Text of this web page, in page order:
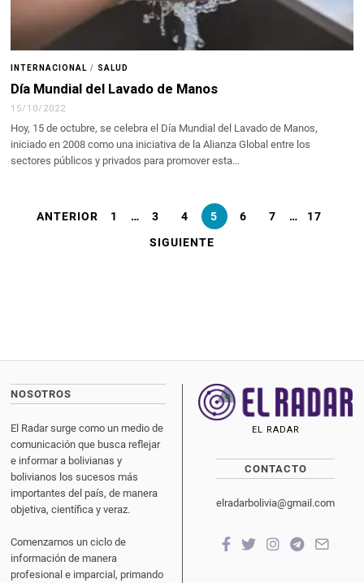
INTERNACIONAL / SALUD
Día Mundial del Lavado de Manos
15/10/2022
Hoy, 15 de octubre, se celebra el Día Mundial del Lavado de Manos,
iniciado en 2008 como una iniciativa de la Alianza Global entre los
sectores públicos y privados para promover esta…
ANTERIOR 1 … 3 4 5 6 7 …
17
SIGUIENTE
NOSOTROS
El Radar surge como un medio de
comunicación que busca reflejar
e informar a bolivianas y
bolivianos los sucesos más
importantes del país, de manera
objetiva, científica y veraz.
Comenzamos un ciclo de
información de manera
profesional e imparcial, primando
EL RADAR
CONTACTO
elradarbolivia@gmail.com